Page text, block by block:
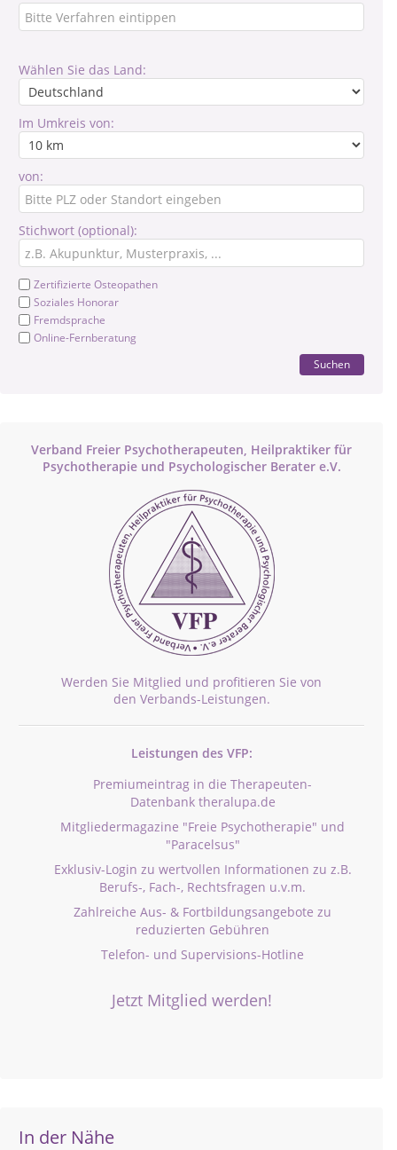
Wählen Sie das Land:
Im Umkreis von:
von:
Stichwort (optional):
Zertifizierte Osteopathen
Soziales Honorar
Fremdsprache
Online-Fernberatung
Suchen
Verband Freier Psychotherapeuten, Heilpraktiker für
Psychotherapie und Psychologischer Berater e.V.
Werden Sie Mitglied und profitieren Sie von
den Verbands-Leistungen.
Leistungen des VFP:
Premiumeintrag in die Therapeuten-
Datenbank theralupa.de
Mitgliedermagazine "Freie Psychotherapie" und
"Paracelsus"
Exklusiv-Login zu wertvollen Informationen zu z.B.
Berufs-, Fach-, Rechtsfragen u.v.m.
Zahlreiche Aus- & Fortbildungsangebote zu
reduzierten Gebühren
Telefon- und Supervisions-Hotline
Jetzt Mitglied werden!
In der Nähe